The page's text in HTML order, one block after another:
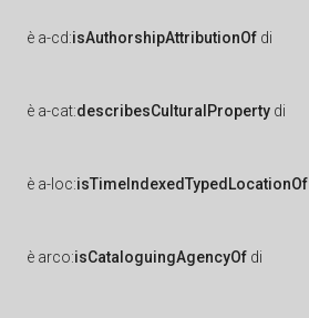
è a-cd:isAuthorshipAttributionOf di
è a-cat:describesCulturalProperty di
è a-loc:isTimeIndexedTypedLocationOf
è arco:isCataloguingAgencyOf di